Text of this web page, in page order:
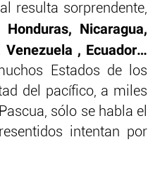
resulta sorprendente,
Nicaragua,
Venezuela , Ecuador…
Estados de los
del pacífico, a miles
sólo se habla el
intentan por